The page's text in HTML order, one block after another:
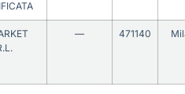
— 471140